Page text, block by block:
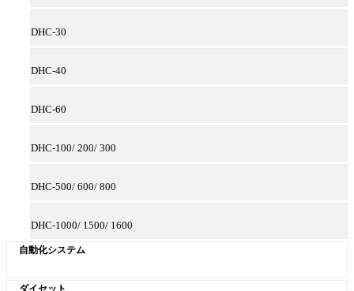
DHC-30
DHC-40
DHC-60
DHC-100/ 200/ 300
DHC-500/ 600/ 800
DHC-1000/ 1500/ 1600
自動化システム
ダイセット